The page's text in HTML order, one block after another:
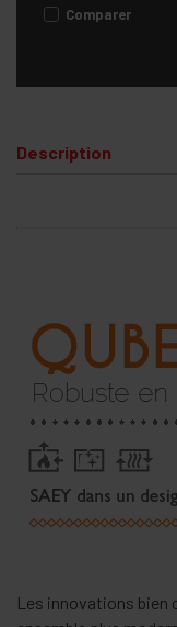
Comparer
Description
Les innovations bien